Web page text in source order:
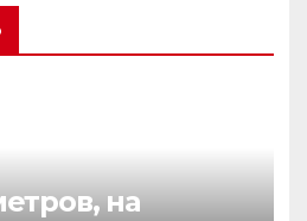
на